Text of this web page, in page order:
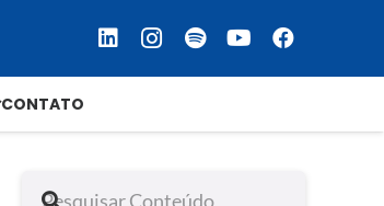
CONTATO